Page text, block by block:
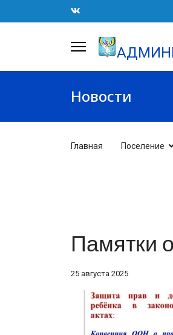
Новости
Главная Поселение
Памятки
25 августа 2025